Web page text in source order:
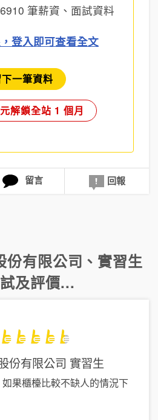
筆薪資、面試資料
登入即可查看全文
一筆資料
解鎖全站 1 個月
留言 回報
份有限公司 、 實習生
及評價...
份有限公司 實習生
果櫃檯比較不缺人的情況下